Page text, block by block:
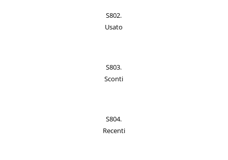
S802.
Usato
S803.
Sconti
S804.
Recenti